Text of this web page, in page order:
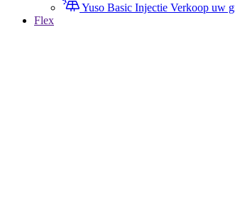
Yuso Basic Injectie Verkoop uw
Flex